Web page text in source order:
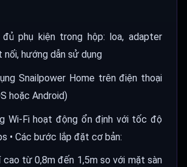
phụ kiện trong hộp: loa, adapter
nối, hướng dẫn sử dụng
Snailpower Home trên điện thoại
hoặc Android)
Wi-Fi hoạt động ổn định với tốc độ
• Các bước lắp đặt cơ bản:
từ 0,8m đến 1,5m so với mặt sàn